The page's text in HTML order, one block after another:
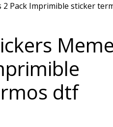
2 Pack Imprimible sticker
dtf